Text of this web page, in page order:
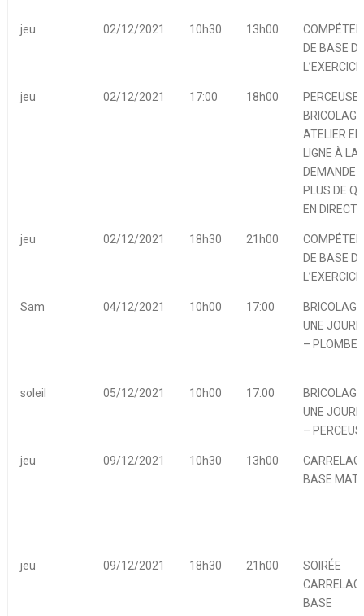
jeu 02/12/2021 10h30 13h00
DE BASE DE
L’EXERCICE
jeu 02/12/2021 17:00 18h00
ATELIER EN
LIGNE À LA
DEMANDE
PLUS DE
EN DIRECT
jeu 02/12/2021 18h30 21h00
DE BASE DE
L’EXERCICE
Sam 04/12/2021 10h00 17:00
UNE
–
soleil 05/12/2021 10h00 17:00
UNE
–
jeu 09/12/2021 10h30 13h00
BASE
jeu 09/12/2021 18h30 21h00
SOIRÉE
BASE